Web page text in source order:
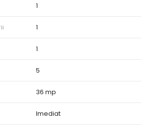
1
1
1
5
36 mp
Imediat